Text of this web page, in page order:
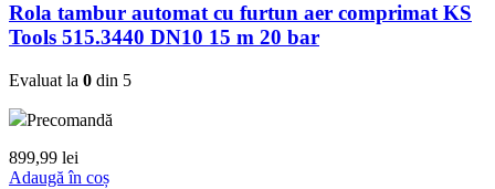
Rola tambur automat cu furtun aer comprimat KS
Tools 515.3440 DN10 15 m 20 bar
Evaluat la 0 din 5
Precomandă
899,99 lei
Adaugă în coș